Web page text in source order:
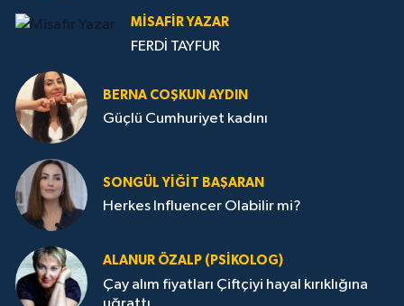
MISAFIR YAZAR
FERDİ TAYFUR
BERNA COŞKUN AYDIN
Güçlü Cumhuriyet kadını
SONGÜL YIĞIT BAŞARAN
Herkes Influencer Olabilir mi?
ALANUR ÖZALP (PSIKOLOG)
Çay alım fiyatları Çiftçiyi hayal kırıklığına